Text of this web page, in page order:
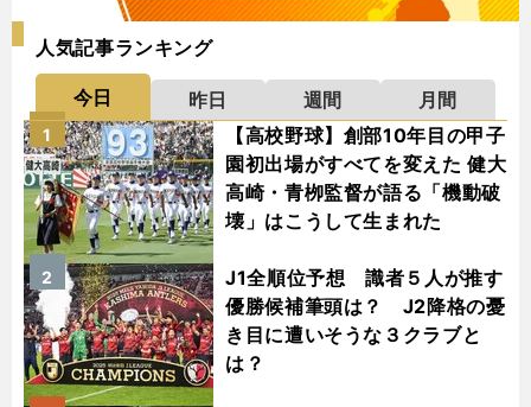
人気記事ランキング
今日 昨日 週間
月間
【高校野球】創部10年目の甲子
園初出場がすべてを変えた 健大
高崎・青栁監督が語る「機動破
壊」はこうして生まれた
1
J1全順位予想 識者５人が推す
優勝候補筆頭は？ J2降格の憂
き目に遭いそうな３クラブと
は？
2